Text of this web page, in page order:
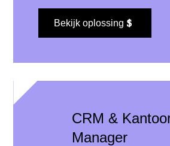
Bekijk oplossing
CRM &
Manager